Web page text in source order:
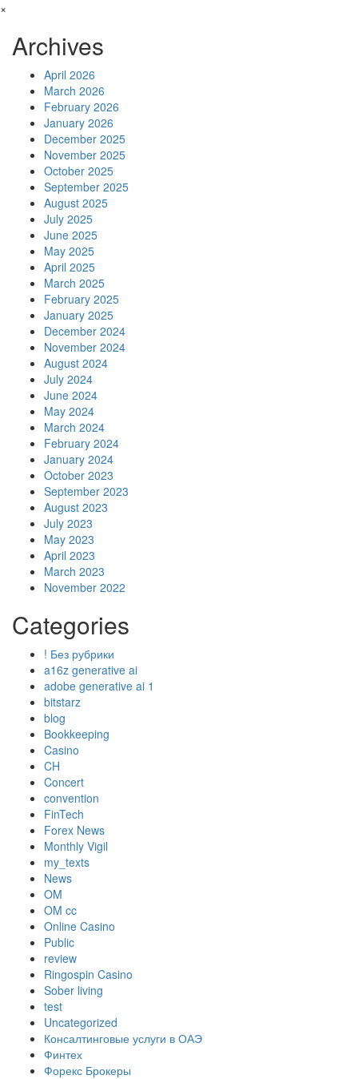
×
Archives
April 2026
March 2026
February 2026
January 2026
December 2025
November 2025
October 2025
September 2025
August 2025
July 2025
June 2025
May 2025
April 2025
March 2025
February 2025
January 2025
December 2024
November 2024
August 2024
July 2024
June 2024
May 2024
March 2024
February 2024
January 2024
October 2023
September 2023
August 2023
July 2023
May 2023
April 2023
March 2023
November 2022
Categories
! Без рубрики
a16z generative ai
adobe generative ai 1
bitstarz
blog
Bookkeeping
Casino
CH
Concert
convention
FinTech
Forex News
Monthly Vigil
my_texts
News
OM
OM cc
Online Casino
Public
review
Ringospin Casino
Sober living
test
Uncategorized
Консалтинговые услуги в ОАЭ
Финтех
Форекс Брокеры